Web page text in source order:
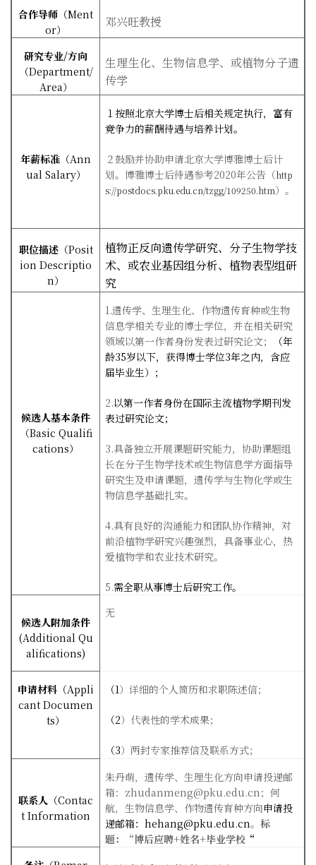
合作导师 （Ment
or） 邓兴旺教授
研究专业/方向
（Department/
Area）
生理生化、生物信息学、或植物分子遗
传学
年薪标准 （Ann
ual Salary）
１按照北京大学博士后相关规定执行，富有
竞争力的薪酬待遇与培养计划。
２鼓励并协助申请北京大学博雅博士后计
划。博雅博士后待遇参考2020年公告（http
s://postdocs.pku.edu.cn/tzgg/109250.htm）。
职位描述（Posit
ion Descriptio
n）
植物正反向遗传学研究、分子生物学技
术、或农业基因组分析、植物表型组研
究
候选人基本条件
（Basic Qualifi
cations）
1.遗传学、生理生化、作物遗传育种或生物
信息学相关专业的博士学位，并在相关研究
领域以第一作者身份发表过研究论文；
（年
龄35岁以下，获得博士学位3年之内，含应
届毕业生）；
2.以第一作者身份在国际主流植物学期刊发
表过研究论文；
3.具备独立开展课题研究能力，协助课题组
长在分子生物学技术或生物信息学方面指导
研究生及申请课题，遗传学与生物化学或生
物信息学基础扎实。
4.具有良好的沟通能力和团队协作精神，对
前沿植物学研究兴趣强烈，具备事业心，热
爱植物学和农业技术研究。
5.需全职从事博士后研究工作。
候选人附加条件
(Additional Qu
alifications)
无
申请材料 （Appli
cant Documen
ts）
（1）详细的个人简历和求职陈述信；
（2）代表性的学术成果；
（3）两封专家推荐信及联系方式；
联系人 （Contac
t Information
朱丹萌，遗传学、生理生化方向申请投递邮
箱：zhudanmeng@pku.edu.cn；何
航，生物信息学、作物遗传育种方向申请投
递邮箱：hehang@pku.edu.cn。标
题：
“博后应聘+姓名+毕业学校 “